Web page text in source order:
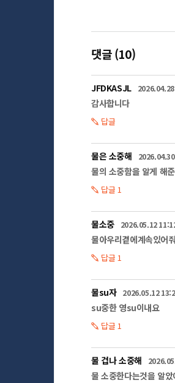
농산물 생산이 어렵
무엇보다 생명 및
'OECD, 2050 환경
이용가능한 물이 전
따라서 실질적인 대
정부 및 지자체에서
관리체계를 지속하
또한 가뭄 예, 경보
2025년이 되면 세
일상에서 낭비되는
우선, 집안 곳곳 낭
양치질할 때는 양치
또한 변기에는 물을
설거지 할 때에는
정원이나 꽃밭에는
논, 밭 작물 재배 시
용배수로 청소나 수
또한 배수로에 흘러
첫 번째, 양치질할
댓글 (10)
JFDKASJL
감사합니다
답글
물은 소중해
물의 소중함을 알게 해
답글 1
물소중 2026.05.12
물아우리곁에계속있어
답글 1
물su자 2026.05.12
su중한 영su이내요
답글 1
물 겁나 소중해
물 소중한다는것을 알